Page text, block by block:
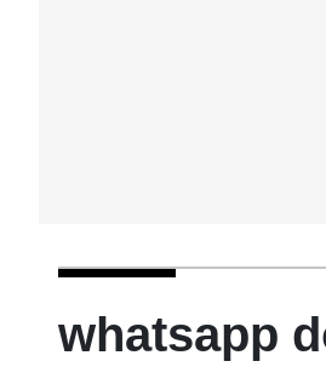
whatsapp